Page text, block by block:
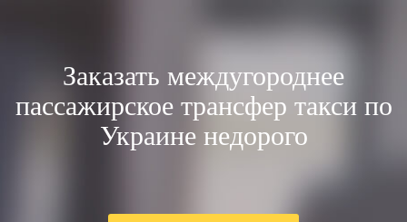
Заказать междугороднее
пассажирское трансфер такси по
Украине недорого